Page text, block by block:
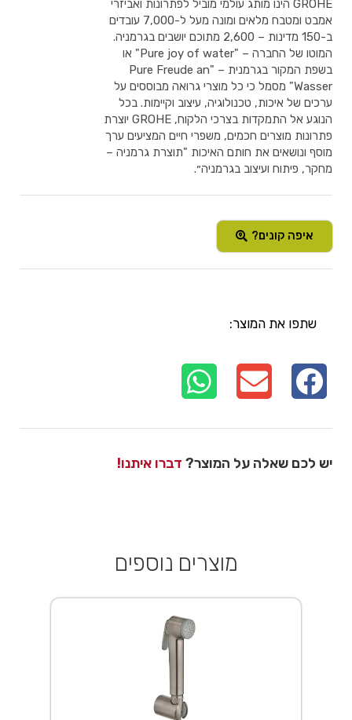
GROHE הינו מותג עולמי מוביל לפתרונות ואביזרי
אמבט ומטבח מלאים ומונה מעל ל-7,000 עובדים
ב-150 מדינות – 2,600 מתוכם יושבים בגרמניה.
המוטו של החברה – "Pure joy of water" או
בשפת המקור בגרמנית – "Pure Freude an
Wasser" מסמל כי כל מוצרי גרואה מבוססים על
ערכים של איכות, טכנולוגיה, עיצוב וקיימות. בכל
הנוגע אל התמקדות בצרכי הלקוח, GROHE יוצרת
פתרונות מוצרים חכמים, משפרי חיים המציעים ערך
מוסף ונושאים את חותם האיכות "תוצרת גרמניה –
מחקר, פיתוח ועיצוב בגרמניה״.
איפה קונים?
שתפו את המוצר:
יש לכם שאלה על המוצר? דברו איתנו!
מוצרים נוספים